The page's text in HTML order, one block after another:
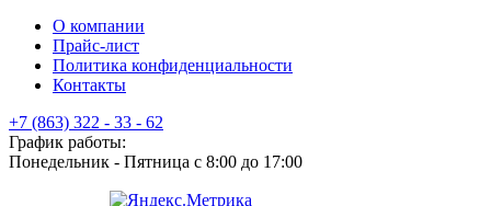
О компании
Прайс-лист
Политика конфиденциальности
Контакты
+7 (863) 322 - 33 - 62
График работы:
Понедельник - Пятница с 8:00 до 17:00